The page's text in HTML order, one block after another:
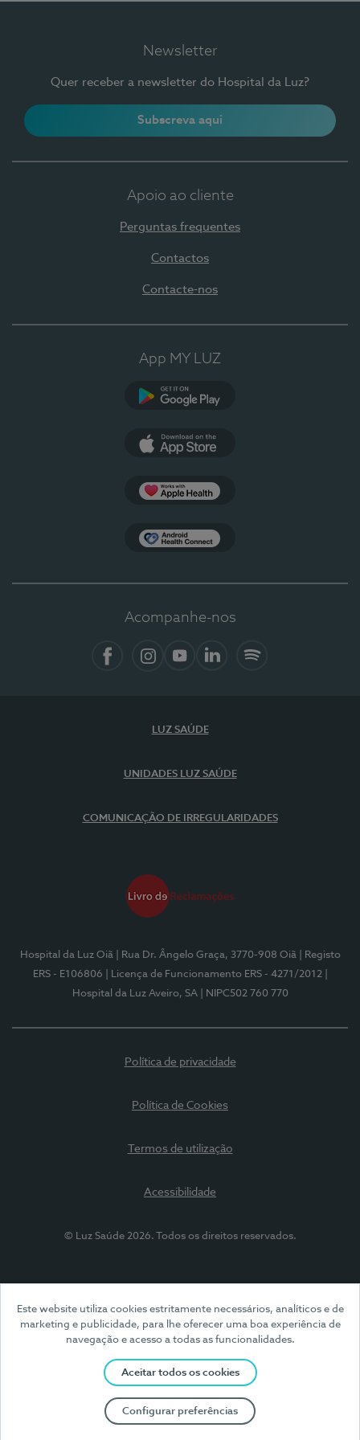
Este website utiliza cookies estritamente necessários, analíticos e de
marketing e publicidade, para lhe oferecer uma boa experiência de
navegação e acesso a todas as funcionalidades.
Aceitar todos os cookies
Configurar preferências
Newsletter
Quer receber a newsletter do Hospital da Luz?
Subscreva aqui
Apoio ao cliente
Perguntas frequentes
Contactos
Contacte-nos
App MY LUZ
Acompanhe-nos
LUZ SAÚDE
UNIDADES LUZ SAÚDE
COMUNICAÇÃO DE IRREGULARIDADES
Hospital da Luz Oiã | Rua Dr. Ângelo Graça, 3770-908 Oiã
| Registo
ERS - E106806
| Licença de Funcionamento ERS - 4271/2012
Hospital da Luz Aveiro, SA
| NIPC502 760 770
Política de privacidade
Política de Cookies
Termos de utilização
Acessibilidade
© Luz Saúde 2026. Todos os direitos reservados.